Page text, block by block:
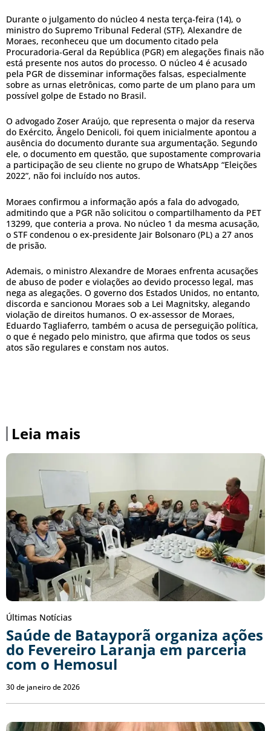
Durante o julgamento do núcleo 4 nesta terça-feira (14), o
ministro do Supremo Tribunal Federal (STF), Alexandre de
Moraes, reconheceu que um documento citado pela
Procuradoria-Geral da República (PGR) em alegações finais não
está presente nos autos do processo. O núcleo 4 é acusado
pela PGR de disseminar informações falsas, especialmente
sobre as urnas eletrônicas, como parte de um plano para um
possível golpe de Estado no Brasil.
O advogado Zoser Araújo, que representa o major da reserva
do Exército, Ângelo Denicoli, foi quem inicialmente apontou a
ausência do documento durante sua argumentação. Segundo
ele, o documento em questão, que supostamente comprovaria
a participação de seu cliente no grupo de WhatsApp “Eleições
2022”, não foi incluído nos autos.
Moraes confirmou a informação após a fala do advogado,
admitindo que a PGR não solicitou o compartilhamento da PET
13299, que conteria a prova. No núcleo 1 da mesma acusação,
o STF condenou o ex-presidente Jair Bolsonaro (PL) a 27 anos
de prisão.
Ademais, o ministro Alexandre de Moraes enfrenta acusações
de abuso de poder e violações ao devido processo legal, mas
nega as alegações. O governo dos Estados Unidos, no entanto,
discorda e sancionou Moraes sob a Lei Magnitsky, alegando
violação de direitos humanos. O ex-assessor de Moraes,
Eduardo Tagliaferro, também o acusa de perseguição política,
o que é negado pelo ministro, que afirma que todos os seus
atos são regulares e constam nos autos.
Leia mais
Últimas Notícias
Saúde de Batayporã organiza ações
do Fevereiro Laranja em parceria
com o Hemosul
30 de janeiro de 2026